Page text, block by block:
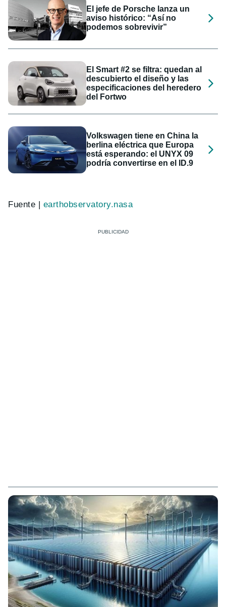
El jefe de Porsche lanza un
aviso histórico: “Así no
podemos sobrevivir”
El Smart #2 se filtra: quedan al
descubierto el diseño y las
especificaciones del heredero
del Fortwo
Volkswagen tiene en China la
berlina eléctrica que Europa
está esperando: el UNYX 09
podría convertirse en el ID.9
Fuente | earthobservatory.nasa